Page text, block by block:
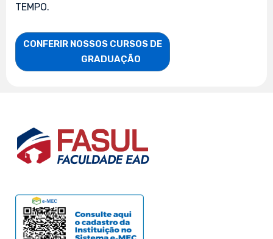
TEMPO.
CONFERIR NOSSOS CURSOS DE
                    GRADUAÇÃO